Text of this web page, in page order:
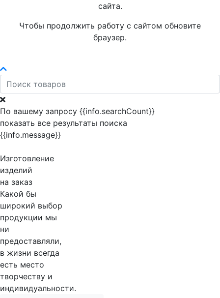
сайта.
Чтобы продолжить работу с сайтом обновите
браузер.
По вашему запросу {{info.searchCount}}
показать все результаты поиска
{{info.message}}
Изготовление
изделий
на заказ
Какой бы
широкий выбор
продукции мы
ни
предоставляли,
в жизни всегда
есть место
творчеству и
индивидуальности.